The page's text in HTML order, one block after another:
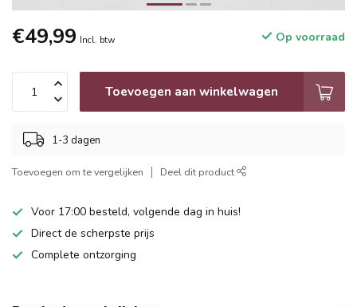
€49,99 Incl. btw Op voorraad
Toevoegen aan winkelwagen
1-3 dagen
Toevoegen om te vergelijken Deel dit product
Voor 17:00 besteld, volgende dag in huis!
Direct de scherpste prijs
Complete ontzorging